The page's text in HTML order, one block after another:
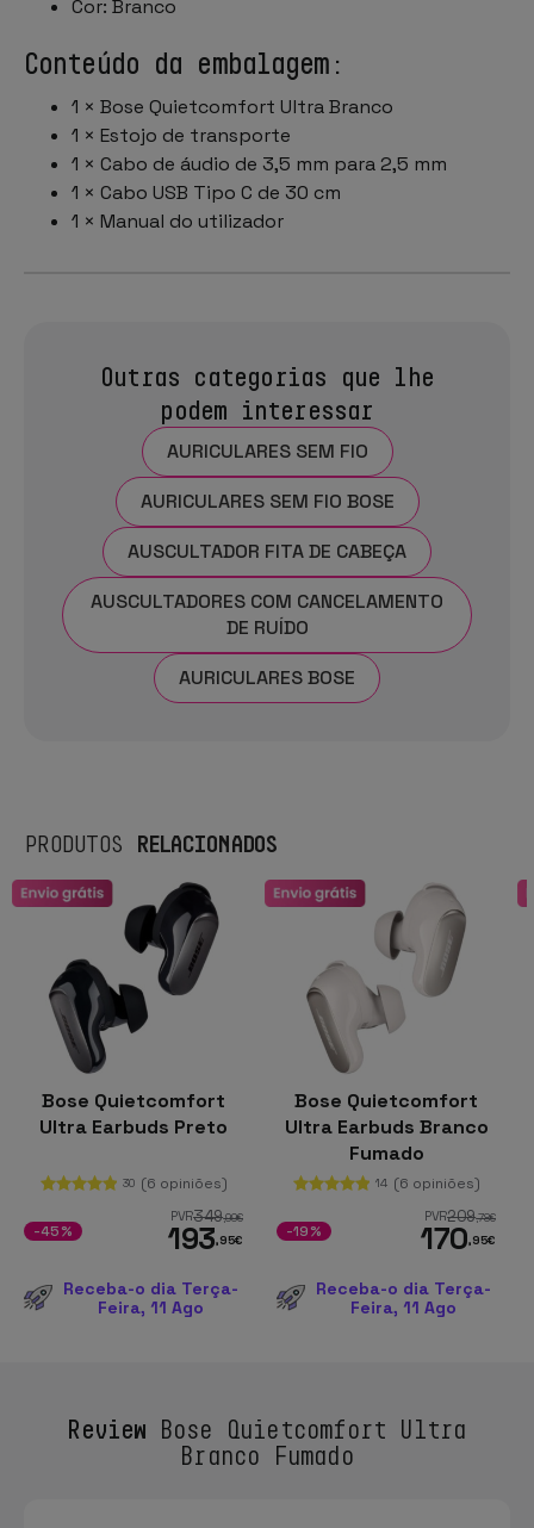
Cor: Branco
Conteúdo da embalagem:
1 × Bose Quietcomfort Ultra Branco
1 × Estojo de transporte
1 × Cabo de áudio de 3,5 mm para 2,5 mm
1 × Cabo USB Tipo C de 30 cm
1 × Manual do utilizador
Outras categorias que lhe
podem interessar
AURICULARES SEM FIO
AURICULARES SEM FIO BOSE
AUSCULTADOR FITA DE CABEÇA
AUSCULTADORES COM CANCELAMENTO
DE RUÍDO
AURICULARES BOSE
PRODUTOS RELACIONADOS
Bose Quietcomfort
Ultra Earbuds Preto
30 (6 opiniões)
PVR349,99€
193,95€
-45%
Receba-o dia Terça-
Feira, 11 Ago
Bose Quietcomfort
Ultra Earbuds Branco
Fumado
14 (6 opiniões)
PVR209,78€
170,95€
-19%
Receba-o dia Terça-
Feira, 11 Ago
Review Bose Quietcomfort Ultra
Branco Fumado